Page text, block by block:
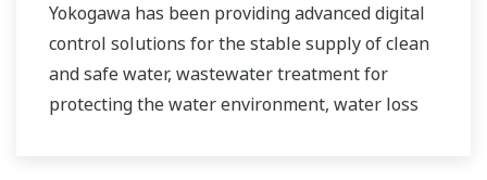
Yokogawa has been providing advanced digital
control solutions for the stable supply of clean
and safe water, wastewater treatment for
protecting the water environment, water loss